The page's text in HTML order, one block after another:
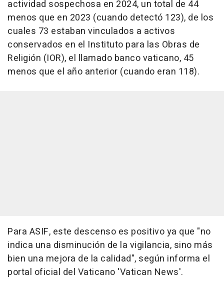
actividad sospechosa en 2024, un total de 44
menos que en 2023 (cuando detectó 123), de los
cuales 73 estaban vinculados a activos
conservados en el Instituto para las Obras de
Religión (IOR), el llamado banco vaticano, 45
menos que el año anterior (cuando eran 118).
Para ASIF, este descenso es positivo ya que "no
indica una disminución de la vigilancia, sino más
bien una mejora de la calidad", según informa el
portal oficial del Vaticano 'Vatican News'.